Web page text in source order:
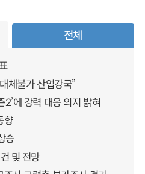
전체
체불가 산업강국”
2’에 강력 대응 의지 밝혀
향
승
및 전망